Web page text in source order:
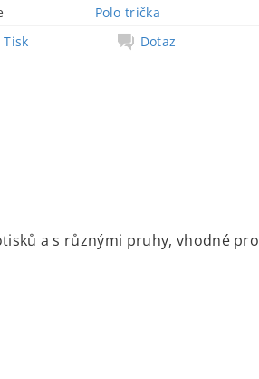
Polo trička
Tisk
Dotaz
a s různými pruhy, vhodné pro